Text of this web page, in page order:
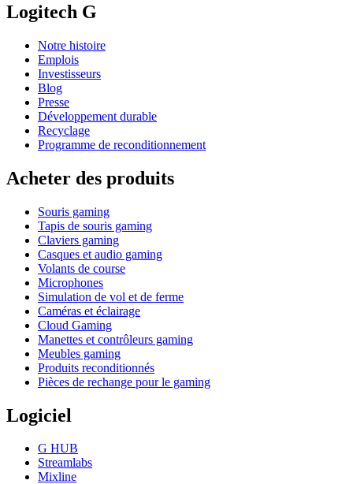
Logitech G
Notre histoire
Emplois
Investisseurs
Blog
Presse
Développement durable
Recyclage
Programme de reconditionnement
Acheter des produits
Souris gaming
Tapis de souris gaming
Claviers gaming
Casques et audio gaming
Volants de course
Microphones
Simulation de vol et de ferme
Caméras et éclairage
Cloud Gaming
Manettes et contrôleurs gaming
Meubles gaming
Produits reconditionnés
Pièces de rechange pour le gaming
Logiciel
G HUB
Streamlabs
Mixline